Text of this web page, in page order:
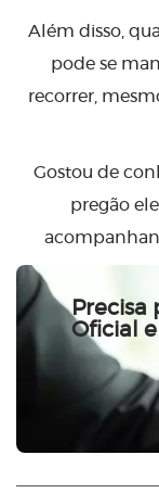
Além disso,
pode se
recorrer,
Gostou de
pregão
Precisa
Oficial